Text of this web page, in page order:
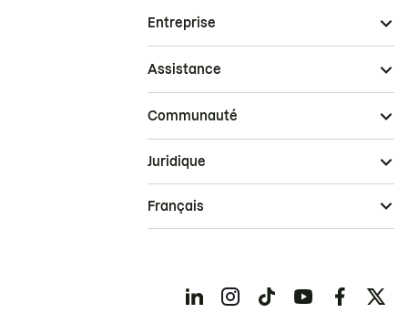
Entreprise
Assistance
Communauté
Juridique
Français